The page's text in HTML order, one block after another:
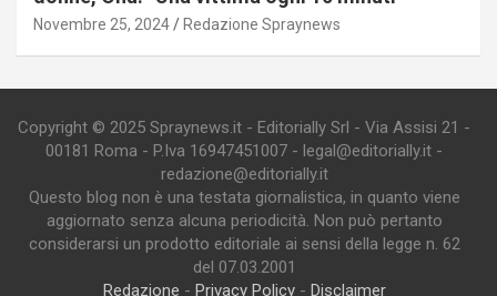
Novembre 25, 2024 Redazione Spraynews
Copyright © 2025 Spraynews.it - Editorially Srl - Via Assisi 21 -
00181 Roma - P.Iva 16947451007 - legal@editorially.it -
redazione@editorially.it
Questo blog non è una testata giornalistica, in quanto viene
aggiornato senza alcuna periodicità. Non può pertanto
considerarsi un prodotto editoriale ai sensi della legge n. 62
del 07.03.2001
Redazione - Privacy Policy- Disclaimer